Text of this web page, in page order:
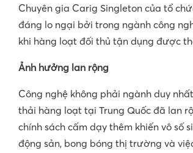
Chuyên gia Carig Singleton của tổ
đáng lo ngại bởi trong ngành công
khi hàng loạt đối thủ tận dụng được
Ảnh hưởng lan rộng
Công nghệ không phải ngành duy
thải hàng loạt tại Trung Quốc đã lan
chính sách cấm dạy thêm khiến vô số
động sản, bong bóng thị trường và